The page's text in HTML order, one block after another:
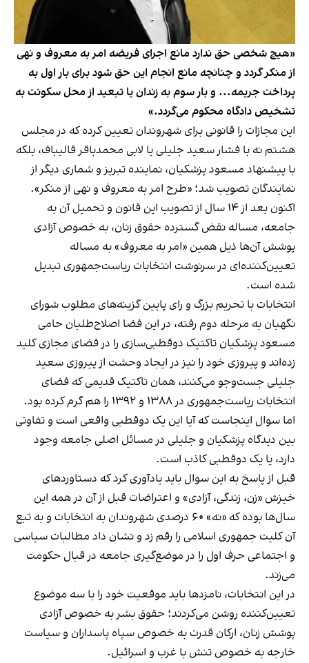
«هیچ شخصی حق ندارد مانع اجرای فریضه امر به معروف و نهی
از منکر گردد و چنانچه مانع انجام این حق شود برای بار اول به
پرداخت جریمه... و بار سوم به زندان یا تبعید از محل سکونت به
تشخیص دادگاه محکوم می‌گردد.»
این مجازات را قانونی برای شهروندان تعیین کرده که در مجلس
هشتم نه با فشار سعید جلیلی یا لابی محمدباقر قالیباف، بلکه
با پیشنهاد مسعود پزشکیان، نماینده تبریز و شماری دیگر از
نمایندگان تصویب شد؛ «طرح امر به معروف و نهی از منکر».
اکنون بعد از ۱۴ سال از تصویب این قانون و تحمیل آن به
جامعه، مساله نقض گسترده حقوق زنان، به خصوص آزادی
پوشش آن‌ها ذیل همین «امر به معروف» به مساله
تعیین‌کننده‌ای در سرنوشت انتخابات ریاست‌جمهوری تبدیل
شده است.
انتخابات با تحریم بزرگ و رای پایین گزینه‌های مطلوب شورای
نگهبان به مرحله دوم رفته، در این فضا اصلاح‌طلبان حامی
مسعود پزشکیان تاکتیک دوقطبی‌سازی را در فضای مجازی کلید
زده‌اند و پیروزی خود را نیز در ایجاد وحشت از پیروزی سعید
جلیلی جست‌وجو می‌کنند، همان تاکتیک قدیمی که فضای
انتخابات ریاست‌جمهوری در ۱۳۸۸ و ۱۳۹۲ را هم گرم کرده بود.
اما سوال اینجاست که آیا این یک دوقطبی واقعی است و تفاوتی
بین دیدگاه پزشکیان و جلیلی در مسائل اصلی جامعه وجود
دارد، یا یک دوقطبی کاذب است.
قبل از پاسخ به این سوال باید یادآوری کرد که دستاوردهای
خیزش «زن، زندگی، آزادی» و اعتراضات قبل از آن در همه این
سال‌ها بوده که «نه» ۶۰ درصدی شهروندان به انتخابات و به تبع
آن کلیت جمهوری اسلامی را رقم زد و نشان داد مطالبات سیاسی
و اجتماعی حرف اول را در موضع‌گیری جامعه در قبال حکومت
می‌زند.
در این انتخابات، نامزدها باید موقعیت خود را با سه موضوع
تعیین‌کننده روشن می‌کردند؛ حقوق بشر به خصوص آزادی
پوشش زنان، ارکان قدرت به خصوص سپاه پاسداران و سیاست
خارجه به خصوص تنش‌ با غرب و اسرائیل.